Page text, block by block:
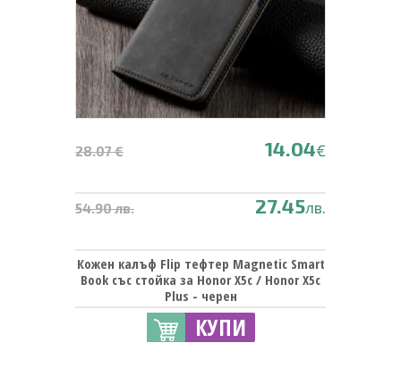
28.07 € 14.04€
54.90 лв. 27.45лв.
Кожен калъф Flip тефтер Magnetic Smart
Book със стойка за Honor X5c / Honor X5c
Plus - черен
КУПИ